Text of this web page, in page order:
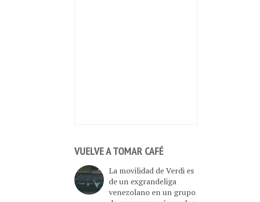
VUELVE A TOMAR CAFÉ
La movilidad de Verdi es
de un exgrandeliga
venezolano en un grupo